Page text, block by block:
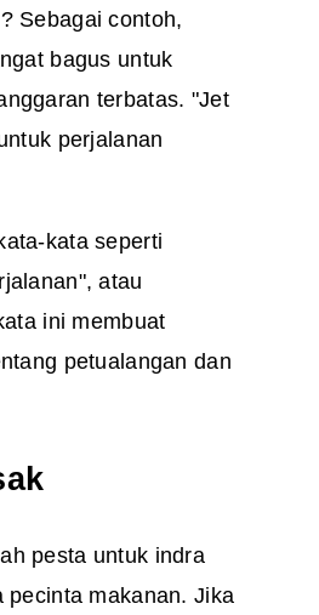
Sebagai contoh,
bagus untuk
terbatas. "Jet
perjalanan
kata seperti
atau
ini membuat
petualangan dan
pesta untuk indra
pecinta makanan. Jika